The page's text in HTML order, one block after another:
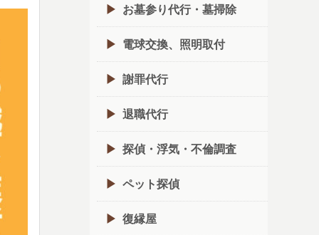
お墓参り代行・墓掃除
電球交換、照明取付
謝罪代行
退職代行
探偵・浮気・不倫調査
ペット探偵
復縁屋